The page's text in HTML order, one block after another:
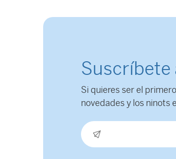
Si quieres ser el
novedades y los ninots